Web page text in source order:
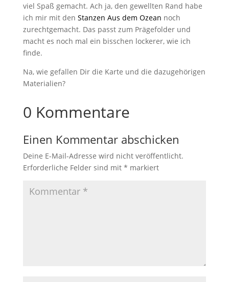
viel Spaß gemacht. Ach ja, den gewellten Rand habe
ich mir mit den Stanzen Aus dem Ozean noch
zurechtgemacht. Das passt zum Prägefolder und
macht es noch mal ein bisschen lockerer, wie ich
finde.
Na, wie gefallen Dir die Karte und die dazugehörigen
Materialien?
0 Kommentare
Einen Kommentar abschicken
Deine E-Mail-Adresse wird nicht veröffentlicht.
Erforderliche Felder sind mit * markiert